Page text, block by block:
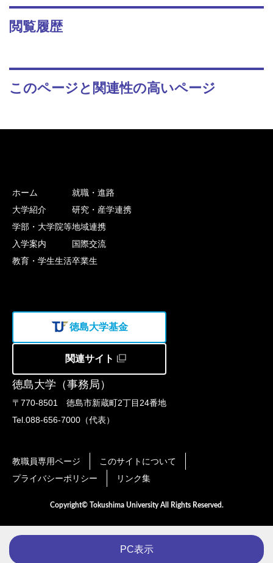
閲覧履歴
このページと関連性の高いページ
徳島大学（事務局）
〒770-8501 徳島市新蔵町2丁目24番地
Tel.088-656-7000（代表）
ホーム
大学紹介
学部・大学院等
入学案内
教育・学生生活
就職・進路
研究・産学連携
地域連携
国際交流
卒業生
徳島大学基金
関連サイト
教職員専用ページ
このサイトについて
プライバシーポリシー
リンク集
Copyright© Tokushima University All Rights Reserved.
PC表示